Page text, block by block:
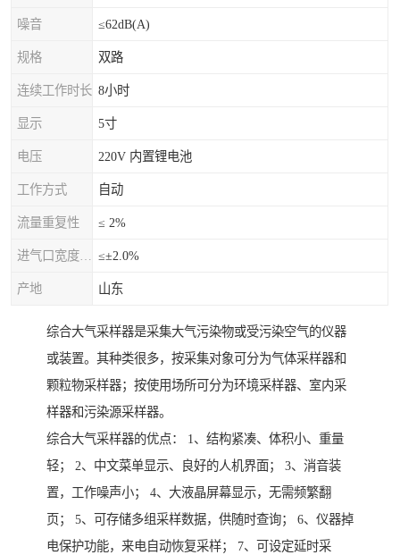
噪音 ≤62dB(A)
规格 双路
连续工作时长 8小时
显示 5寸
电压 220V 内置锂电池
工作方式 自动
流量重复性 ≤ 2%
≤±2.0%
产地 山东
综合大气采样器是采集大气污染物或受污染空气的仪器
或装置。其种类很多，按采集对象可分为气体采样器和
颗粒物采样器；按使用场所可分为环境采样器、室内采
样器和污染源采样器。
综合大气采样器的优点： 1、结构紧凑、体积小、重量
轻； 2、中文菜单显示、良好的人机界面； 3、消音装
置，工作噪声小； 4、大液晶屏幕显示，无需频繁翻
页； 5、可存储多组采样数据，供随时查询； 6、仪器掉
电保护功能，来电自动恢复采样； 7、可设定延时采